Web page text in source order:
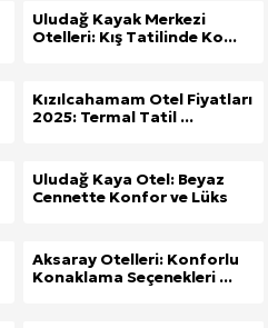
Uludağ Kayak Merkezi
Otelleri: Kış Tatilinde Ko...
Kızılcahamam Otel Fiyatları
2025: Termal Tatil ...
Uludağ Kaya Otel: Beyaz
Cennette Konfor ve Lüks
Aksaray Otelleri: Konforlu
Konaklama Seçenekleri ...